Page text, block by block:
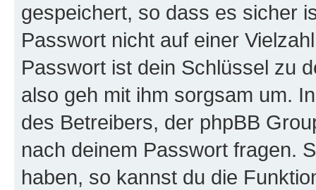
gespeichert, so dass es sicher
Passwort nicht auf einer
Passwort ist dein Schlüssel zu
also geh mit ihm sorgsam um.
des Betreibers, der phpBB
nach deinem Passwort fragen.
haben, so kannst du die